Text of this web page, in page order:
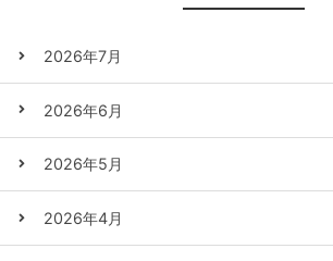
2026年7月
2026年6月
2026年5月
2026年4月